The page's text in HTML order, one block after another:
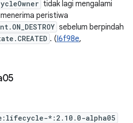
tidak lagi mengalami
peristiwa
sebelum berpindah
. (I6f98e,
*:2.10.0-alpha05